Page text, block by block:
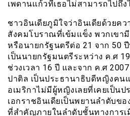
เพดานเเก้วที่เธอไม่สามารถไปถึง
ชาวอินเดียภูมิใจว่าอินเดียด้วยค
สังคมโบราณที่เข้มเเข็ง พวกเข
หรือนายกรัฐนตรีต่อ 21 จาก 50
เป็นนายกรัฐมนตรีระหว่าง ค.ศ
ช่วงเวลา 16 ปี และจาก ค.ศ
ปาติล เป็นประธานาธิบดีหญิงคน
อเมริกาไม่มีผู้หญิงเลยที่เคยเป็น
เอกราชอินเดียเป็นพยานลำดับข
ที่สำคัญภายในลำดับชั้นทางการเ